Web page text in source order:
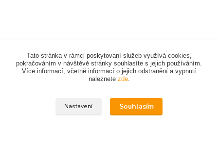
Tato stránka v rámci poskytovaní služeb využívá cookies,
pokračováním v návštěvě stránky souhlasíte s jejich používáním.
Více informací, včetně informací o jejich odstranění a vypnutí
naleznete zde.
Nastavení Souhlasím